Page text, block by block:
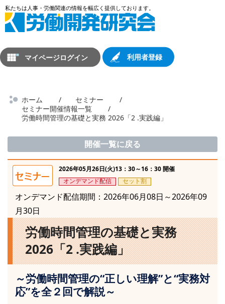
マイページログイン 利用者登録
ホーム
セミナー
セミナー開催情報一覧
労働時間管理の基礎と実務 2026「2 .実践編」
開催一覧に戻る
2026年05月26日(火)13：30～16：30 開催
オンデマンド配信
セット割
オンデマンド配信期間：2026年06月08日～2026年09
月30日
労働時間管理の基礎と実務
2026「2 .実践編」
～労働時間管理の“正しい理解”と“実務対
応”を全２回で解説～